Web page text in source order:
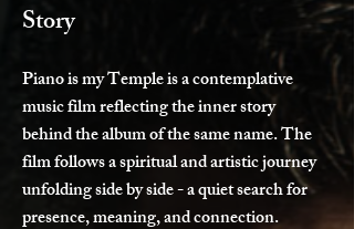
Story
Piano is my Temple is a contemplative
music film reflecting the inner story
behind the album of the same name. The
film follows a spiritual and artistic journey
unfolding side by side - a quiet search for
presence, meaning, and connection.